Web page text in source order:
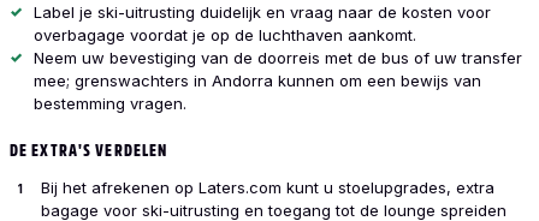
Label je ski-uitrusting duidelijk en vraag naar de kosten voor
overbagage voordat je op de luchthaven aankomt.
Neem uw bevestiging van de doorreis met de bus of uw transfer
mee; grenswachters in Andorra kunnen om een bewijs van
bestemming vragen.
DE EXTRA'S VERDELEN
Bij het afrekenen op Laters.com kunt u stoelupgrades, extra
bagage voor ski-uitrusting en toegang tot de lounge spreiden